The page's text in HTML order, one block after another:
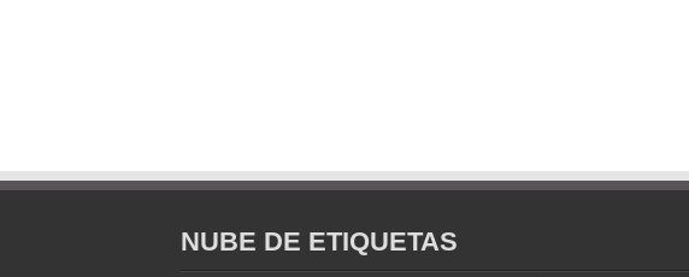
NUBE DE ETIQUETAS